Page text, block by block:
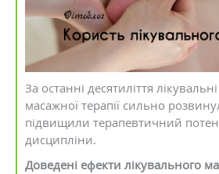
За останні десятиліття
масажної терапії сильно
підвищили терапевтичний
дисципліни.
Доведені ефекти лікувального